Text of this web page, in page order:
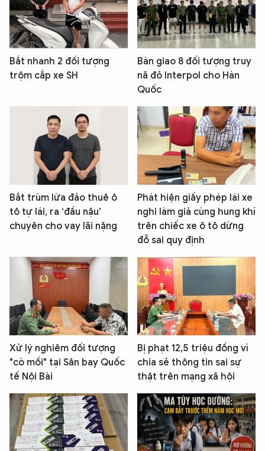
Bắt nhanh 2 đối tượng
trộm cắp xe SH
Bàn giao 8 đối tượng truy
nã đỏ Interpol cho Hàn
Quốc
Bắt trùm lừa đảo thuê ô
tô tự lái, ra ‘đầu nậu’
chuyên cho vay lãi nặng
Phát hiện giấy phép lái xe
nghi làm giả cùng hung khí
trên chiếc xe ô tô dừng
đỗ sai quy định
Xử lý nghiêm đối tượng
"cò mồi" tại Sân bay Quốc
tế Nội Bài
Bị phạt 12,5 triệu đồng vì
chia sẻ thông tin sai sự
thật trên mạng xã hội